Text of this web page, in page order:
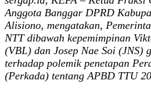
Anggota Banggar DPRD
Alisiono, mengatakan,
NTT dibawah kepemimpinan
(VBL) dan Josep Nae Soi (JNS)
terhadap polemik penetapan
(Perkada) tentang APBD TTU